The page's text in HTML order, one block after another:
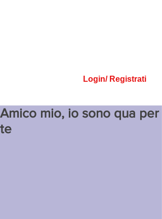
Login/ Registrati
Amico mio, io sono qua per
te